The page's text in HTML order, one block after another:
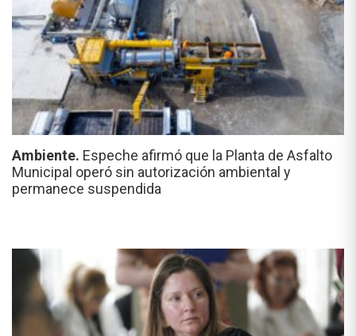
Ambiente. Espeche afirmó que la Planta de Asfalto
Municipal operó sin autorización ambiental y
permanece suspendida